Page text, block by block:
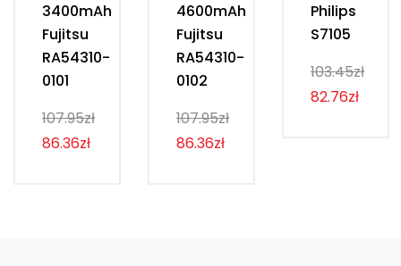
3400mAh
Fujitsu
RA54310-
0101
107.95zł
86.36zł
4600mAh
Fujitsu
RA54310-
0102
107.95zł
86.36zł
Philips
S7105
103.45zł
82.76zł